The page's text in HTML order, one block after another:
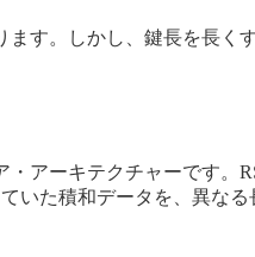
す。しかし、鍵長を長
アーキテクチャーです。
いた積和データを、異な